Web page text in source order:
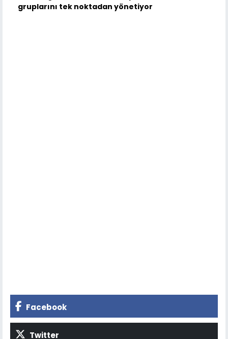
gruplarını tek noktadan yönetiyor
Facebook
Twitter